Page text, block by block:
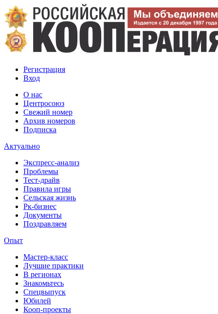
Регистрация
Вход
О нас
Центросоюз
Свежий номер
Архив номеров
Подписка
Актуально
Экспресс-анализ
Проблемы
Тест-драйв
Правила игры
Сельская жизнь
Рк-бизнес
Документы
Поздравляем
Опыт
Мастер-класс
Лучшие практики
В регионах
Знакомьтесь
Спецвыпуск
Юбилей
Кооп-проекты